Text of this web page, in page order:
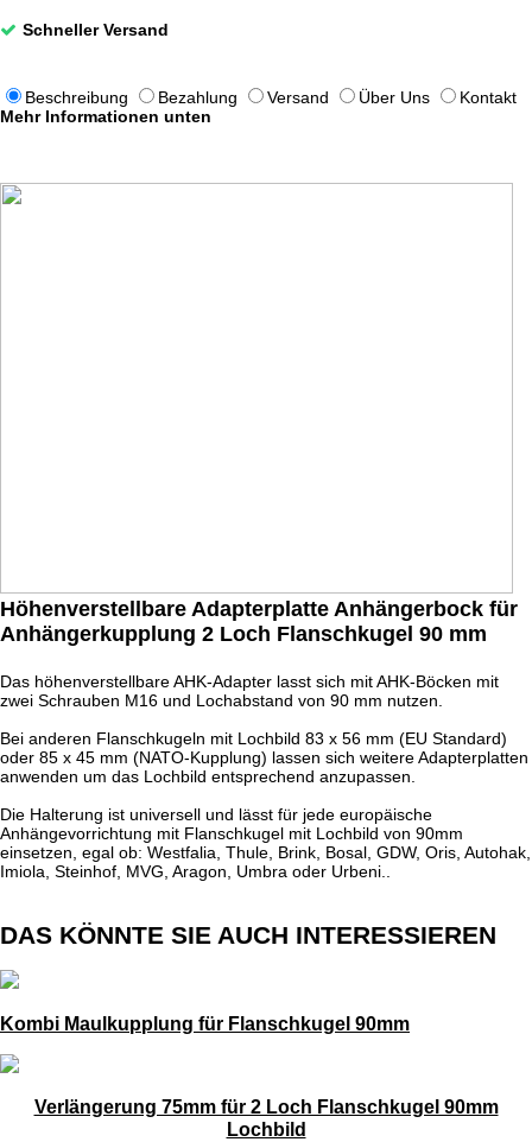
Schneller Versand
Beschreibung Bezahlung Versand Über Uns
Kontakt
Mehr Informationen unten
Höhenverstellbare Adapterplatte Anhängerbock für
Anhängerkupplung 2 Loch Flanschkugel 90 mm
Das höhenverstellbare AHK-Adapter lasst sich mit AHK-Böcken mit
zwei Schrauben M16 und Lochabstand von 90 mm nutzen.
Bei anderen Flanschkugeln mit Lochbild 83 x 56 mm (EU Standard)
oder 85 x 45 mm (NATO-Kupplung) lassen sich weitere Adapterplatten
anwenden um das Lochbild entsprechend anzupassen.
Die Halterung ist universell und lässt für jede europäische
Anhängevorrichtung mit Flanschkugel mit Lochbild von 90mm
einsetzen, egal ob: Westfalia, Thule, Brink, Bosal, GDW, Oris, Autohak,
Imiola, Steinhof, MVG, Aragon, Umbra oder Urbeni..
DAS KÖNNTE SIE AUCH INTERESSIEREN
Kombi Maulkupplung für Flanschkugel 90mm
Verlängerung 75mm für 2 Loch Flanschkugel 90mm
Lochbild